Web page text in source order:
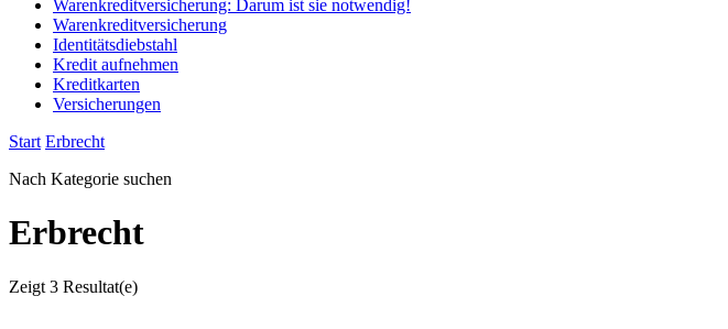
Warenkreditversicherung: Darum ist sie notwendig!
Warenkreditversicherung
Identitätsdiebstahl
Kredit aufnehmen
Kreditkarten
Versicherungen
Start Erbrecht
Nach Kategorie suchen
Erbrecht
Zeigt 3 Resultat(e)